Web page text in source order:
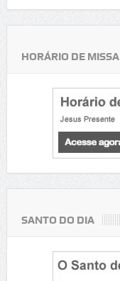
HORÁRIO DE MISSA
SANTO DO DIA